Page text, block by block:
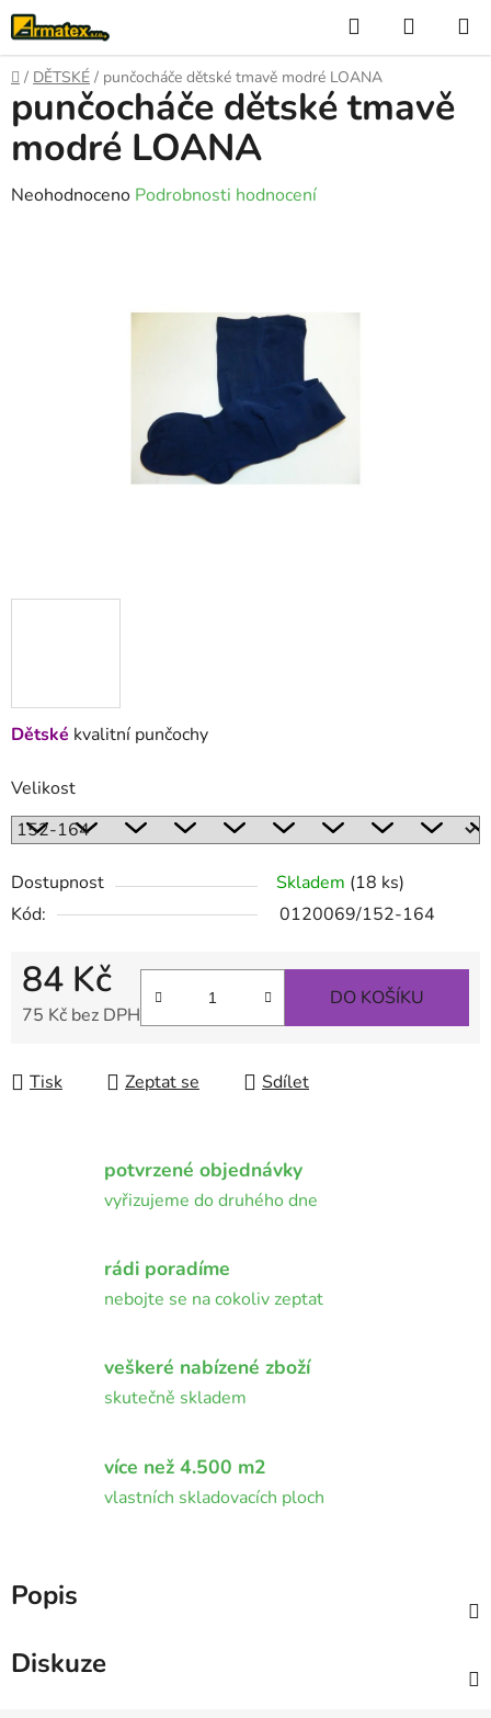
Přejít
na
obsah
Hledat
KOŠÍK
Domů
/ DĚTSKÉ / punčocháče dětské tmavě modré LOANA
Dětské kvalitní punčochy
Velikost
Dostupnost Skladem (18 ks)
Kód:
0120069/152-164
84 Kč
75 Kč bez DPH
DO KOŠÍKU
Tisk Zeptat se Sdílet
punčocháče dětské tmavě
modré LOANA
Průměrné
Neohodnoceno Podrobnosti hodnocení
potvrzené objednávky
vyřizujeme do druhého dne
rádi poradíme
nebojte se na cokoliv zeptat
veškeré nabízené zboží
skutečně skladem
více než 4.500 m2
vlastních skladovacích ploch
Popis
Diskuze